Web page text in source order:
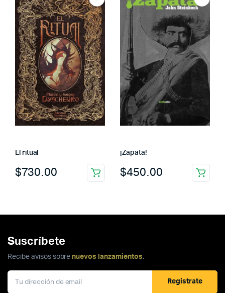
El ritual
$730.00
¡Zapata!
$450.00
Suscríbete
Recibe avisos sobre nuevos lanzamientos.
Registrate